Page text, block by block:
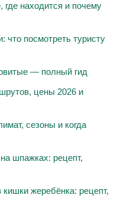
где находится и почему
что посмотреть туристу
— полный гид
цены 2026 и
сезоны и когда
шпажках: рецепт,
жеребёнка: рецепт,